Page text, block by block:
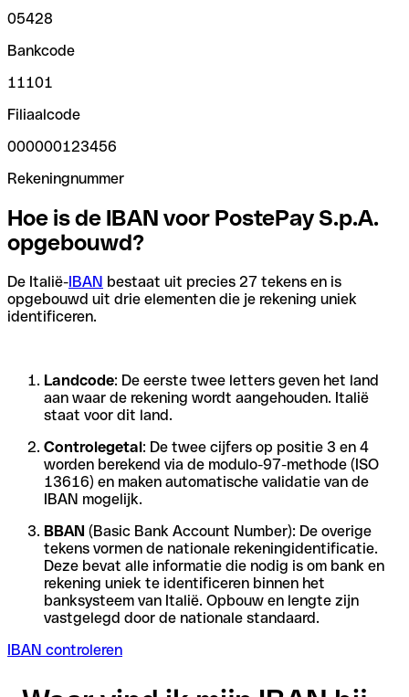
05428
Bankcode
11101
Filiaalcode
000000123456
Rekeningnummer
Hoe is de IBAN voor PostePay S.p.A.
opgebouwd?
De Italië-IBAN bestaat uit precies 27 tekens en is
opgebouwd uit drie elementen die je rekening uniek
identificeren.
Landcode: De eerste twee letters geven het land
aan waar de rekening wordt aangehouden. Italië
staat voor dit land.
Controlegetal: De twee cijfers op positie 3 en 4
worden berekend via de modulo-97-methode (ISO
13616) en maken automatische validatie van de
IBAN mogelijk.
BBAN (Basic Bank Account Number): De overige
tekens vormen de nationale rekeningidentificatie.
Deze bevat alle informatie die nodig is om bank en
rekening uniek te identificeren binnen het
banksysteem van Italië. Opbouw en lengte zijn
vastgelegd door de nationale standaard.
IBAN controleren